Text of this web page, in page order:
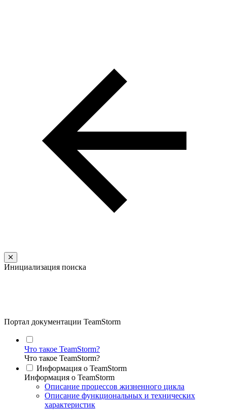
Инициализация поиска
Портал документации TeamStorm
Что такое TeamStorm?
Что такое TeamStorm?
Информация о TeamStorm
Информация о TeamStorm
Описание процессов жизненного цикла
Описание функциональных и технических
характеристик